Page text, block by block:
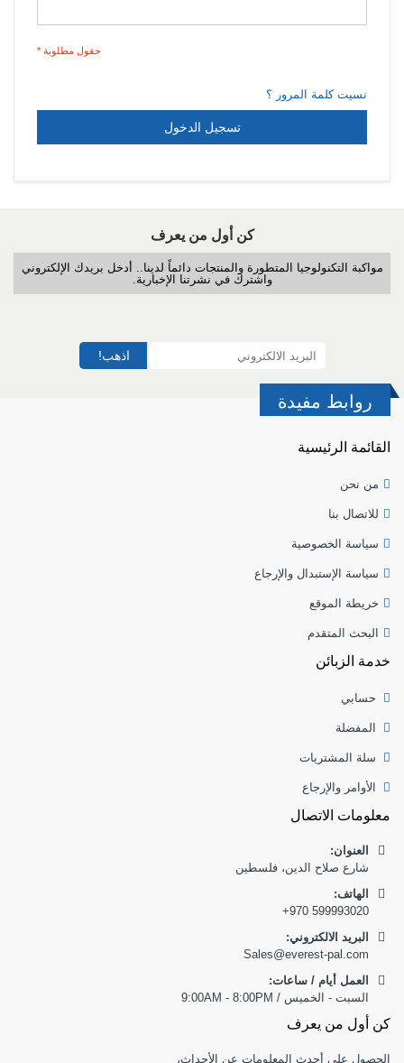
حقول مطلوبة *
نسيت كلمة المرور ؟
تسجيل الدخول
كن أول من يعرف
مواكبة التكنولوجيا المتطورة والمنتجات دائماً لدينا.. أدخل بريدك الإلكتروني
واشترك في نشرتنا الإخبارية.
اذهب!
روابط مفيدة
القائمة الرئيسية
من نحن
للاتصال بنا
سياسة الخصوصية
سياسة الإستبدال والإرجاع
خريطة الموقع
البحث المتقدم
خدمة الزبائن
حسابي
المفضلة
سلة المشتريات
الأوامر والإرجاع
معلومات الاتصال
العنوان:
شارع صلاح الدين، فلسطين
:الهاتف
+970 599993020
البريد الالكتروني:
Sales@everest-pal.com
العمل أيام / ساعات:
السبت - الخميس / 9:00AM - 8:00PM
كن أول من يعرف
الحصول على أحدث المعلومات عن الأحداث،